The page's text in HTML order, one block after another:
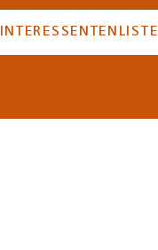
INTERESSENTENLISTE